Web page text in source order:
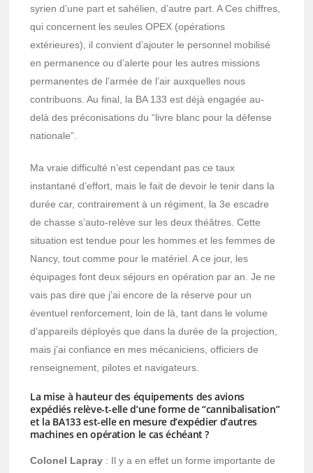
syrien d’une part et sahélien, d’autre part. A Ces chiffres,
qui concernent les seules OPEX (opérations
extérieures), il convient d’ajouter le personnel mobilisé
en permanence ou d’alerte pour les autres missions
permanentes de l’armée de l’air auxquelles nous
contribuons. Au final, la BA 133 est déjà engagée au-
delà des préconisations du “livre blanc pour la défense
nationale”.
Ma vraie difficulté n’est cependant pas ce taux
instantané d’effort, mais le fait de devoir le tenir dans la
durée car, contrairement à un régiment, la 3e escadre
de chasse s’auto-relève sur les deux théâtres. Cette
situation est tendue pour les hommes et les femmes de
Nancy, tout comme pour le matériel. A ce jour, les
équipages font deux séjours en opération par an. Je ne
vais pas dire que j’ai encore de la réserve pour un
éventuel renforcement, loin de là, tant dans le volume
d’appareils déployés que dans la durée de la projection,
mais j’ai confiance en mes mécaniciens, officiers de
renseignement, pilotes et navigateurs.
La mise à hauteur des équipements des avions
expédiés relève-t-elle d’une forme de “cannibalisation”
et la BA133 est-elle en mesure d’expédier d’autres
machines en opération le cas échéant ?
Colonel Lapray : Il y a en effet un forme importante de